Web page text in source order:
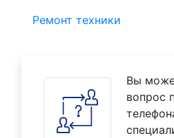
Ремонт техники
Вы
вопрос